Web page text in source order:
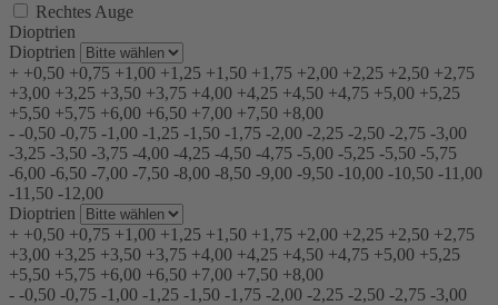
Rechtes Auge
Dioptrien
Dioptrien
+ +0,50 +0,75 +1,00 +1,25 +1,50 +1,75 +2,00 +2,25 +2,50 +2,75
+3,00 +3,25 +3,50 +3,75 +4,00 +4,25 +4,50 +4,75 +5,00 +5,25
+5,50 +5,75 +6,00 +6,50 +7,00 +7,50 +8,00
- -0,50 -0,75 -1,00 -1,25 -1,50 -1,75 -2,00 -2,25 -2,50 -2,75 -3,00
-3,25 -3,50 -3,75 -4,00 -4,25 -4,50 -4,75 -5,00 -5,25 -5,50 -5,75
-6,00 -6,50 -7,00 -7,50 -8,00 -8,50 -9,00 -9,50 -10,00 -10,50 -11,00
-11,50 -12,00
Dioptrien
+ +0,50 +0,75 +1,00 +1,25 +1,50 +1,75 +2,00 +2,25 +2,50 +2,75
+3,00 +3,25 +3,50 +3,75 +4,00 +4,25 +4,50 +4,75 +5,00 +5,25
+5,50 +5,75 +6,00 +6,50 +7,00 +7,50 +8,00
- -0,50 -0,75 -1,00 -1,25 -1,50 -1,75 -2,00 -2,25 -2,50 -2,75 -3,00